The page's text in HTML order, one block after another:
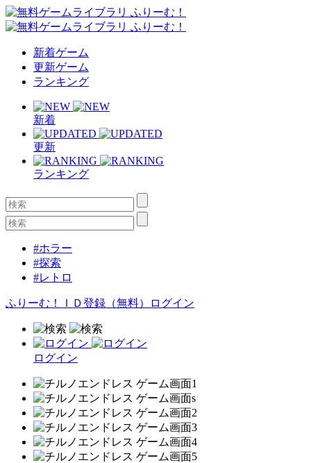
新着ゲーム
更新ゲーム
ランキング
新着
更新
ランキング
#ホラー
#探索
#レトロ
ふりーむ！ＩＤ登録（無料） ログイン
ログイン